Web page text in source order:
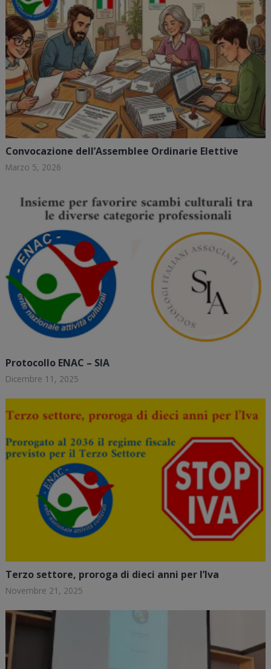
Convocazione dell’Assemblee Ordinarie Elettive
Marzo 5, 2026
Protocollo ENAC – SIA
Dicembre 11, 2025
Terzo settore, proroga di dieci anni per l’Iva
Novembre 21, 2025